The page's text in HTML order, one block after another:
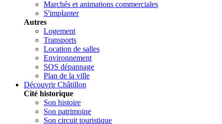
Marchés et animations commerciales
S'implanter
Autres
Logement
Transports
Location de salles
Environnement
SOS dépannage
Plan de la ville
Découvrir Châtillon
Cité historique
Son histoire
Son patrimoine
Son circuit touristique